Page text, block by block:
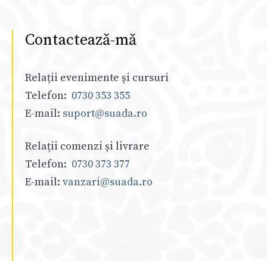
Contactează-mă
Relații evenimente și cursuri
Telefon: 0730 353 355
E-mail: suport@suada.ro
Relații comenzi și livrare
Telefon: 0730 373 377
E-mail: vanzari@suada.ro